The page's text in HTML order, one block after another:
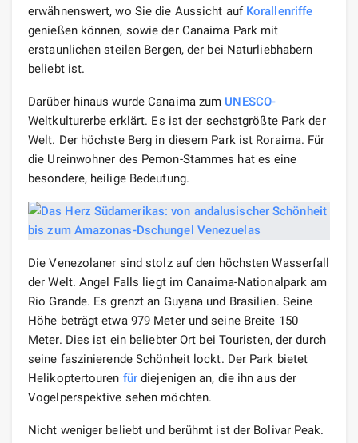
erwähnenswert, wo Sie die Aussicht auf Korallenriffe
genießen können, sowie der Canaima Park mit
erstaunlichen steilen Bergen, der bei Naturliebhabern
beliebt ist.
Darüber hinaus wurde Canaima zum UNESCO-
Weltkulturerbe erklärt. Es ist der sechstgrößte Park der
Welt. Der höchste Berg in diesem Park ist Roraima. Für
die Ureinwohner des Pemon-Stammes hat es eine
besondere, heilige Bedeutung.
Die Venezolaner sind stolz auf den höchsten Wasserfall
der Welt. Angel Falls liegt im Canaima-Nationalpark am
Rio Grande. Es grenzt an Guyana und Brasilien. Seine
Höhe beträgt etwa 979 Meter und seine Breite 150
Meter. Dies ist ein beliebter Ort bei Touristen, der durch
seine faszinierende Schönheit lockt. Der Park bietet
Helikoptertouren für diejenigen an, die ihn aus der
Vogelperspektive sehen möchten.
Nicht weniger beliebt und berühmt ist der Bolivar Peak.